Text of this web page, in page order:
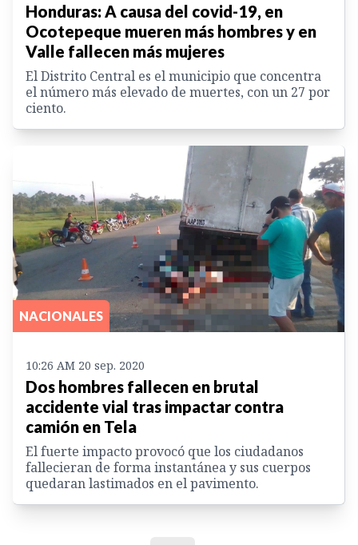
Honduras: A causa del covid-19, en
Ocotepeque mueren más hombres y en
Valle fallecen más mujeres
El Distrito Central es el municipio que concentra
el número más elevado de muertes, con un 27 por
ciento.
NACIONALES
10:26 AM 20 sep. 2020
Dos hombres fallecen en brutal
accidente vial tras impactar contra
camión en Tela
El fuerte impacto provocó que los ciudadanos
fallecieran de forma instantánea y sus cuerpos
quedaran lastimados en el pavimento.